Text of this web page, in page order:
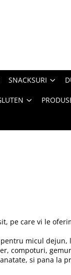
SNACKSURI
pe care vi le
micul dejun,
compoturi,
si pana la